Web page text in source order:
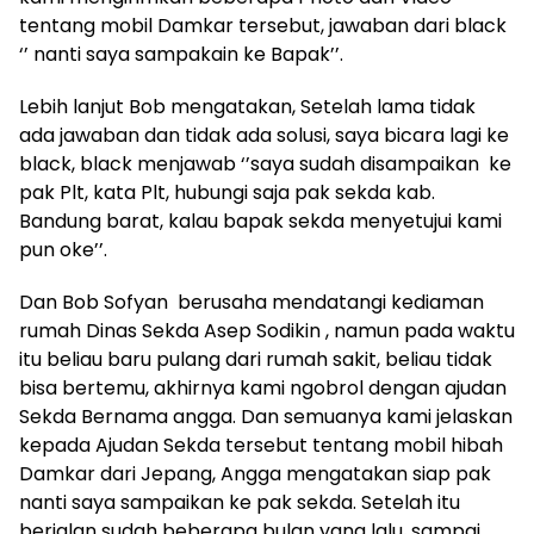
tentang mobil Damkar tersebut, jawaban dari black
‘’ nanti saya sampakain ke Bapak’’.
Lebih lanjut Bob mengatakan, Setelah lama tidak
ada jawaban dan tidak ada solusi, saya bicara lagi ke
black, black menjawab ‘’saya sudah disampaikan ke
pak Plt, kata Plt, hubungi saja pak sekda kab.
Bandung barat, kalau bapak sekda menyetujui kami
pun oke’’.
Dan Bob Sofyan berusaha mendatangi kediaman
rumah Dinas Sekda Asep Sodikin , namun pada waktu
itu beliau baru pulang dari rumah sakit, beliau tidak
bisa bertemu, akhirnya kami ngobrol dengan ajudan
Sekda Bernama angga. Dan semuanya kami jelaskan
kepada Ajudan Sekda tersebut tentang mobil hibah
Damkar dari Jepang, Angga mengatakan siap pak
nanti saya sampaikan ke pak sekda. Setelah itu